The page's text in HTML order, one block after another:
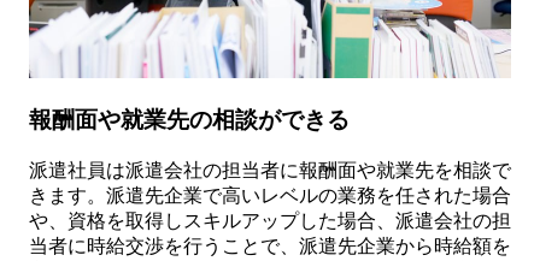
報酬面や就業先の相談ができる
派遣社員は派遣会社の担当者に報酬面や就業先を相談で
きます。派遣先企業で高いレベルの業務を任された場合
や、資格を取得しスキルアップした場合、派遣会社の担
当者に時給交渉を行うことで、派遣先企業から時給額を